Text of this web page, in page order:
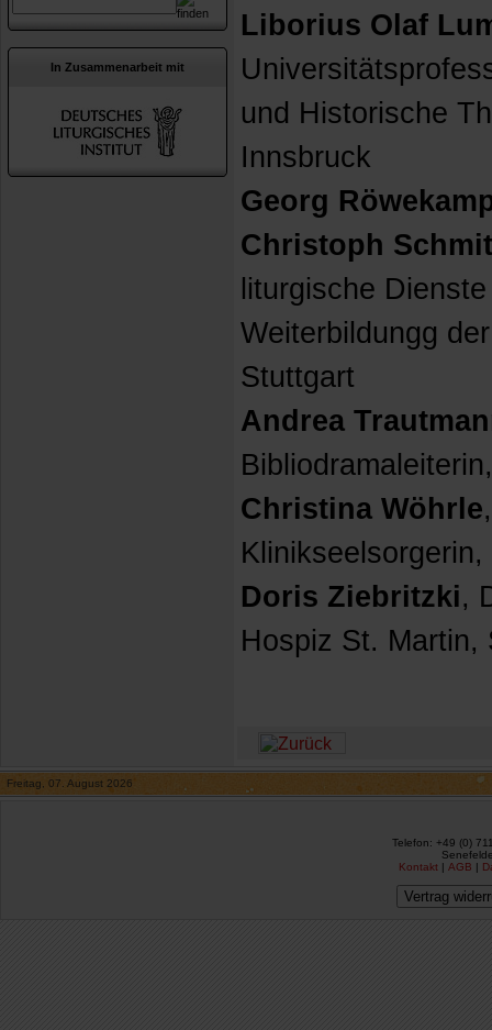
In Zusammenarbeit mit
Liborius Olaf
und Historische
Innsbruck
Georg
Christoph
liturgische
Weiterbildungg
Stuttgart
Andrea
Christina Wöhrle
Doris Ziebritzki,
Hospiz St. Martin,
Freitag, 07. August 2026
Telefon: +49 (0)
Kontakt | AGB |
Vertrag